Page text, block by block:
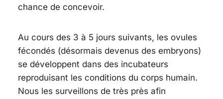
chance de concevoir.
Au cours des 3 à 5 jours suivants, les ovules
fécondés (désormais devenus des embryons)
se développent dans des incubateurs
reproduisant les conditions du corps humain.
Nous les surveillons de très près afin